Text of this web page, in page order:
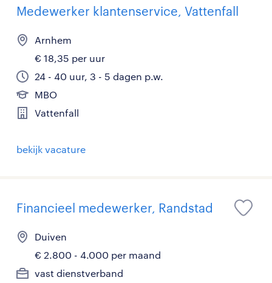
Medewerker klantenservice, Vattenfall
Arnhem
€ 18,35 per uur
24 - 40 uur, 3 - 5 dagen p.w.
MBO
Vattenfall
bekijk vacature
Financieel medewerker, Randstad
Duiven
€ 2.800 - 4.000 per maand
vast dienstverband